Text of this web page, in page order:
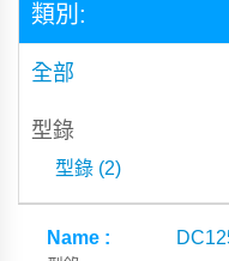
類別:
全部
型錄
型錄 (2)